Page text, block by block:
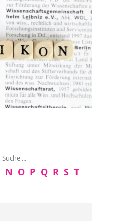
N O P Q R S T